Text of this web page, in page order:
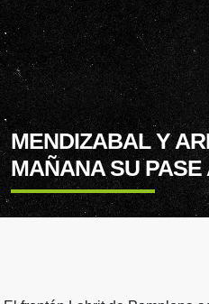
MENDIZABAL Y
MAÑANA SU PASE